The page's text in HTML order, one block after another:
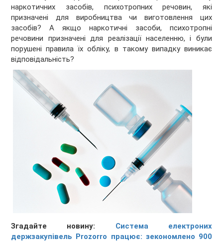
наркотичних засобів, психотропних речовин, які
призначені для виробництва чи виготовлення цих
засобів? А якщо наркотичні засоби, психотропні
речовини призначені для реалізації населенню, і були
порушені правила їх обліку, в такому випадку виникає
відповідальність?
Згадайте новину: Система електроних
держзакупівель Prozorro працює: зекономлено 900